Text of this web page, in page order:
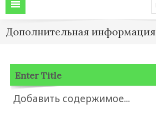
Дополнительная информация
Enter Title
Добавить содержимое...